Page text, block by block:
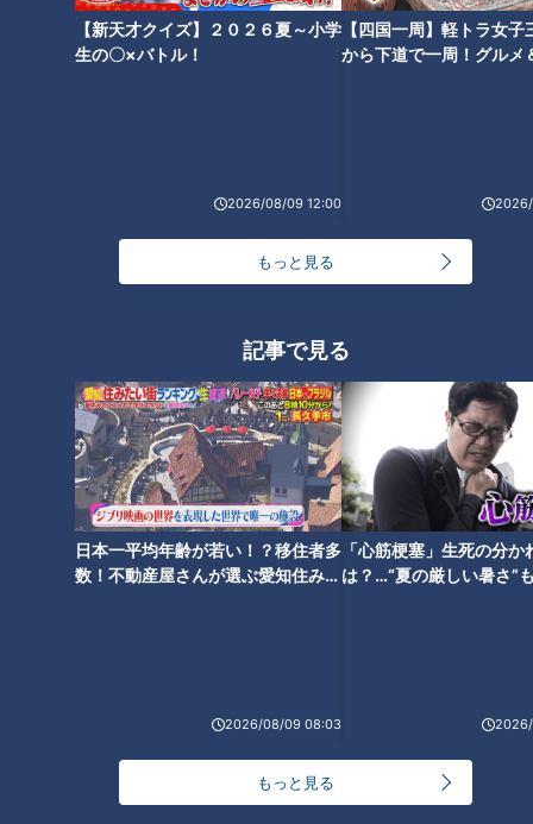
【新天才クイズ】２０２６夏～小学
生の〇×バトル！
2026/08/09 12:00
【四国一周】軽トラ女子
から下道で一周！グルメ
もっと見る
記事で見る
日本一平均年齢が若い！？移住者多
数！不動産屋さんが選ぶ愛知住みた
2026/08/09 08:03
「心筋梗塞」生死の分か
は？…“夏の厳しい暑さ”
もっと見る
吉見さん大爆笑！元中日・伊藤
凖規さん、今だから語れるドラ
フト当日裏話！“頭の中はコアラ
谷繁今だから話す！ミスタード
ラゴンズ立浪、現役時代キャン
プ笑い話！威風堂々と滞在時間
懐かしの話題再び！落合英二さ
坂の上には星野エンマ様！？イ
バケンコンビ、思い出すのもゾ
井端激白！『（荒木は）上手い
んだわ！』名手アライバコン
ビ、悶絶落合ノックに無言の駆
け引き！？地獄のキャンプ後編